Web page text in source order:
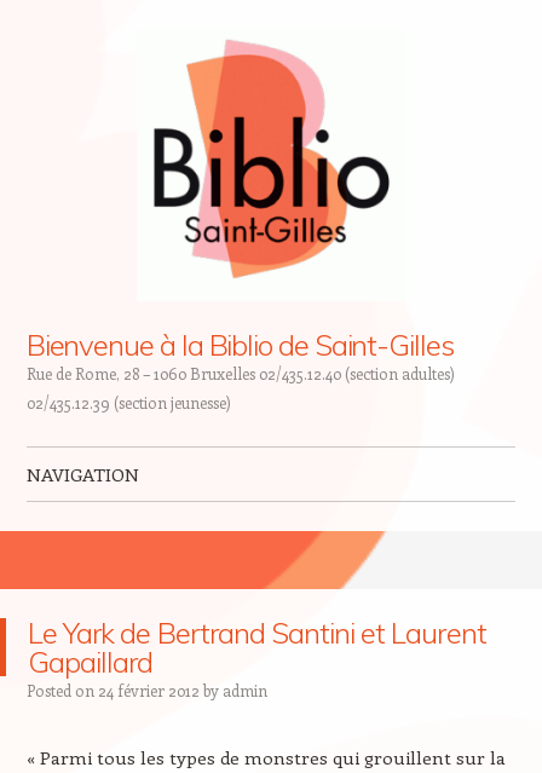
Bienvenue à la Biblio de Saint-Gilles
Rue de Rome, 28 – 1060 Bruxelles 02/435.12.40 (section adultes)
02/435.12.39 (section jeunesse)
NAVIGATION
Le Yark de Bertrand Santini et Laurent
Gapaillard
Posted on 24 février 2012by admin
« Parmi tous les types de monstres qui grouillent sur la